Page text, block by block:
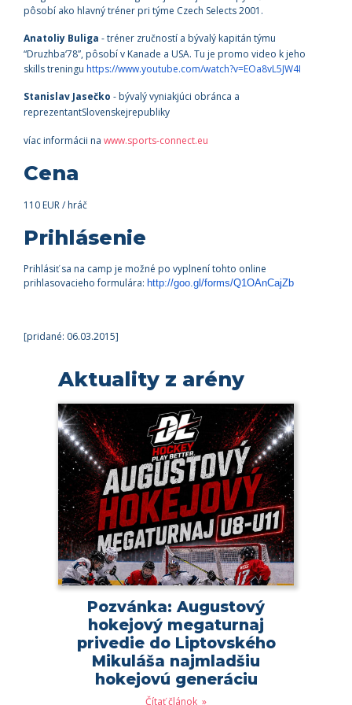
pôsobí ako hlavný tréner pri týme Czech Selects 2001.
Anatoliy Buliga - tréner zručností a bývalý kapitán týmu
“Druzhba‘78”, pôsobí v Kanade a USA. Tu je promo video k jeho
skills treningu https://www.youtube.com/watch?v=EOa8vL5JW4I
Stanislav Jasečko - bývalý vyniakjúci obránca a
reprezentantSlovenskejrepubliky
víac informácii na www.sports-connect.eu
Cena
110 EUR / hráč
Prihlásenie
Prihlásiť sa na camp je možné po vyplnení tohto online
prihlasovacieho formulára: http://goo.gl/forms/Q1OAnCajZb
[pridané: 06.03.2015]
Aktuality z arény
Pozvánka: Augustový
hokejový megaturnaj
privedie do Liptovského
Mikuláša najmladšiu
hokejovú generáciu
Čítať článok